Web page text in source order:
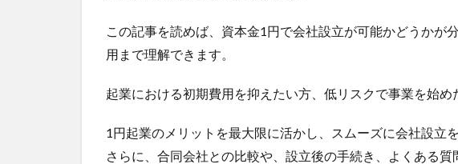
この記事を読めば、資本金1円で会社設立が可能かどうかが
用まで理解できます。
起業における初期費用を抑えたい方、低リスクで事業を始め
1円起業のメリットを最大限に活かし、スムーズに会社設立
さらに、合同会社との比較や、設立後の手続き、よくある